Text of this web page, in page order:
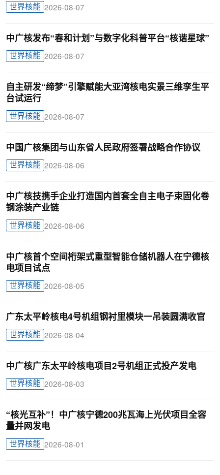
世界核能 2026-08-07
中广核发布“春和计划”与数字化科普平台“核谐星球”
世界核能 2026-08-07
自主研发“缔梦”引擎赋能大亚湾核电实景三维孪生平
台试运行
世界核能 2026-08-07
中国广核集团与山东省人民政府签署战略合作协议
世界核能 2026-08-06
中广核技携手企业打造国内首套全自主电子束固化卷
钢涂装产业链
世界核能 2026-08-06
中广核首个空间桁架式重型智能仓储机器人在宁德核
电项目试点
世界核能 2026-08-05
广东太平岭核电4号机组钢衬里模块一吊装圆满收官
世界核能 2026-08-04
中广核广东太平岭核电项目2号机组正式投产发电
世界核能 2026-08-03
“核光互补”！中广核宁德200兆瓦海上光伏项目全容
量并网发电
世界核能 2026-08-01